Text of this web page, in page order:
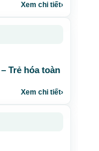
Xem chi tiết›
Trẻ hóa toàn
Xem chi tiết›